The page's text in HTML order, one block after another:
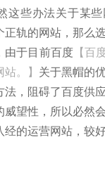
这些办法关于某
正轨的网站，那么
由于目前百度 【百
。】 关于黑帽的
，阻碍了百度供
威望性，所以必然
经的运营网站，较